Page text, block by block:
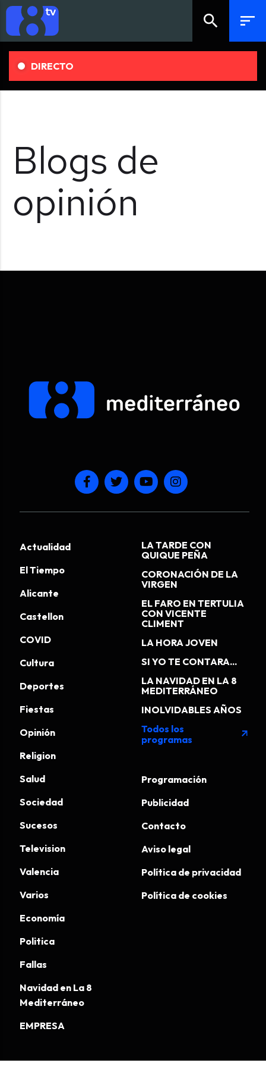
search sort
DIRECTO
Blogs de
opinión
Actualidad
El Tiempo
Alicante
Castellon
COVID
Cultura
Deportes
Fiestas
Opinión
Religion
Salud
Sociedad
Sucesos
Television
Valencia
Varios
Economía
Politica
Fallas
Navidad en La 8
Mediterráneo
EMPRESA
LA TARDE CON
QUIQUE PEÑA
CORONACIÓN DE LA
VIRGEN
EL FARO EN TERTULIA
CON VICENTE
CLIMENT
LA HORA JOVEN
SI YO TE CONTARA...
LA NAVIDAD EN LA 8
MEDITERRÁNEO
INOLVIDABLES AÑOS
Todos los
programas
arrow_outward
Programación
Publicidad
Contacto
Aviso legal
Política de privacidad
Política de cookies